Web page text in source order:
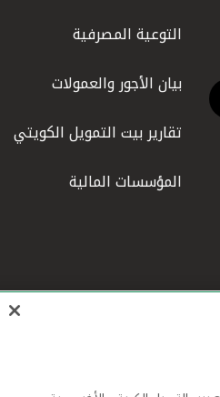
التوعية المصرفية
بيان الأجور والعمولات
تقارير بيت التمويل الكويتي
المؤسسات المالية